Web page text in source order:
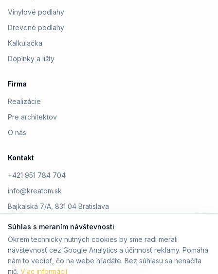
Vinylové podlahy
Drevené podlahy
Kalkulačka
Doplnky a lišty
Firma
Realizácie
Pre architektov
O nás
Kontakt
+421 951 784 704
info@kreatom.sk
Bajkalská 7/A, 831 04 Bratislava
© 2026 Kreatom. Všetky práva vyhradené.
Ochrana osobných údajov
Súhlas s meraním návštevnosti
Okrem technicky nutných cookies by sme radi merali
návštevnosť cez Google Analytics a účinnosť reklamy. Pomáha
nám to vedieť, čo na webe hľadáte. Bez súhlasu sa nenačíta
nič. Viac informácií